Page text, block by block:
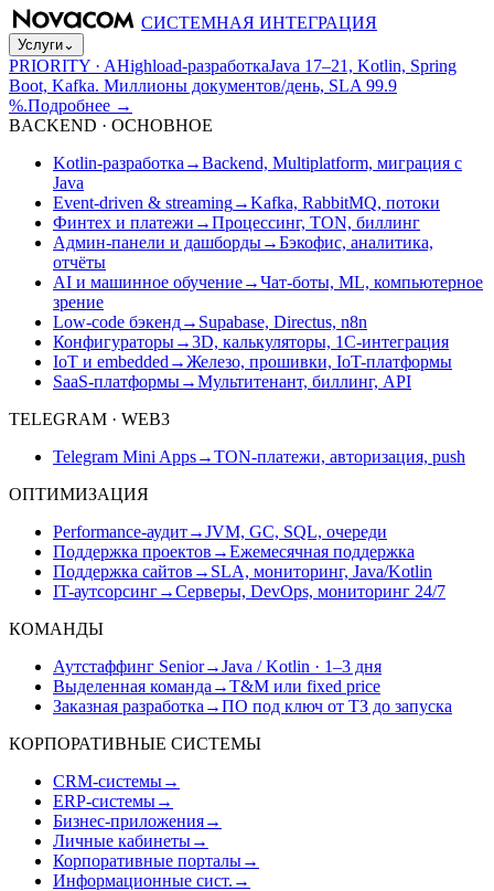
СИСТЕМНАЯ ИНТЕГРАЦИЯ
Услуги⌄
PRIORITY · AHighload-разработкаJava 17–21, Kotlin, Spring
Boot, Kafka. Миллионы документов/день, SLA 99.9
%.Подробнее →
BACKEND · ОСНОВНОЕ
Kotlin-разработка →Backend, Multiplatform, миграция с
Java
Event-driven & streaming→Kafka, RabbitMQ, потоки
Финтех и платежи →Процессинг, TON, биллинг
Админ-панели и дашборды→Бэкофис, аналитика,
отчёты
AI и машинное обучение→Чат-боты, ML, компьютерное
зрение
Low-code бэкенд→ Supabase, Directus, n8n
Конфигураторы→3D, калькуляторы, 1С-интеграция
IoT и embedded →Железо, прошивки, IoT-платформы
SaaS-платформы→Мультитенант, биллинг, API
TELEGRAM · WEB3
Telegram Mini Apps→TON-платежи, авторизация, push
ОПТИМИЗАЦИЯ
Performance-аудит→JVM, GC, SQL, очереди
Поддержка проектов →Ежемесячная поддержка
Поддержка сайтов → SLA, мониторинг, Java/Kotlin
IT-аутсорсинг→Серверы, DevOps, мониторинг 24/7
КОМАНДЫ
Аутстаффинг Senior→Java / Kotlin · 1–3 дня
Выделенная команда →T&M или fixed price
Заказная разработка →ПО под ключ от ТЗ до запуска
КОРПОРАТИВНЫЕ СИСТЕМЫ
CRM-системы→
ERP-системы→
Бизнес-приложения→
Личные кабинеты→
Корпоративные порталы→
Информационные сист. →